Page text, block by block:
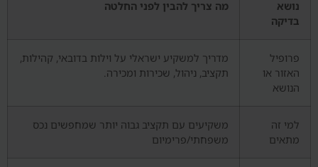
נושא
בדיקה
מה צריך להבין לפני החלטה
פרופיל
האזור או
הנושא
מדריך למשקיע ישראלי על וילות בדובאי, קהילות,
תקציב, ניהול, שכירות ומכירה.
למי זה
מתאים
משקיעים עם תקציב גבוה יותר שמחפשים נכס
משפחתי/פרימיום